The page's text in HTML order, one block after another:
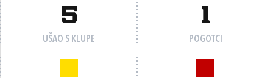
5
UŠAO S KLUPE
1
POGOTCI